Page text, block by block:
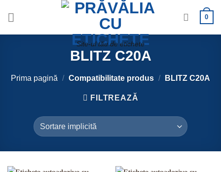
Site-ul tău de etichete
0
BLITZ C20A
Prima pagină / Compatibilitate produs / BLITZ C20A
FILTREAZĂ